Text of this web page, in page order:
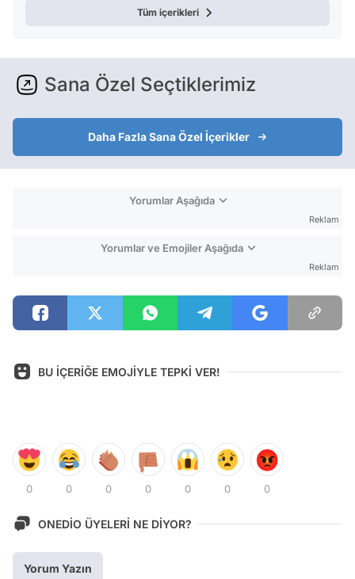
Tüm içerikleri
Sana Özel Seçtiklerimiz
Daha Fazla Sana Özel İçerikler
Yorumlar Aşağıda
Reklam
Yorumlar ve Emojiler Aşağıda
Reklam
BU İÇERİĞE EMOJİYLE TEPKİ VER!
0 0 0 0 0 0 0
ONEDİO ÜYELERİ NE DİYOR?
Yorum Yazın